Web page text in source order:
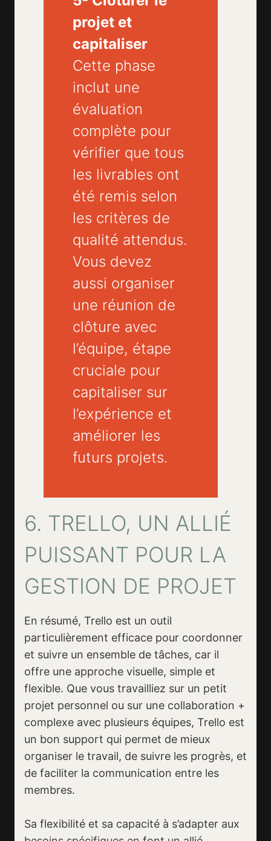
projet et
capitaliser
Cette phase
inclut une
évaluation
complète pour
vérifier que tous
les livrables ont
été remis selon
les critères de
qualité attendus.
Vous devez
aussi organiser
une réunion de
clôture avec
l’équipe, étape
cruciale pour
capitaliser sur
l’expérience et
améliorer les
futurs projets.
6. TRELLO, UN ALLIÉ
PUISSANT POUR LA
GESTION DE PROJET
En résumé, Trello est un outil
particulièrement efficace pour coordonner
et suivre un ensemble de tâches, car il
offre une approche visuelle, simple et
flexible. Que vous travailliez sur un petit
projet personnel ou sur une collaboration +
complexe avec plusieurs équipes, Trello est
un bon support qui permet de mieux
organiser le travail, de suivre les progrès, et
de faciliter la communication entre les
membres.
Sa flexibilité et sa capacité à s’adapter aux